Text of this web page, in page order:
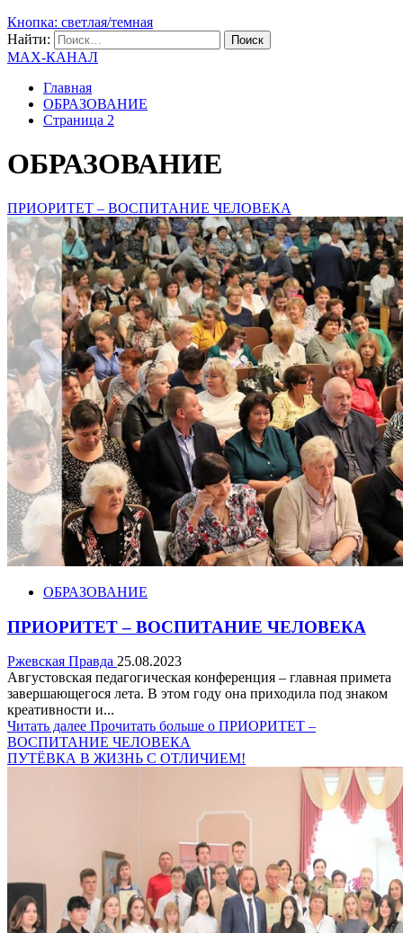
Кнопка: светлая/темная
Найти:
MAX-КАНАЛ
Главная
ОБРАЗОВАНИЕ
Страница 2
ОБРАЗОВАНИЕ
ПРИОРИТЕТ – ВОСПИТАНИЕ ЧЕЛОВЕКА
ОБРАЗОВАНИЕ
ПРИОРИТЕТ – ВОСПИТАНИЕ ЧЕЛОВЕКА
Ржевская Правда 25.08.2023
Августовская педагогическая конференция – главная примета
завершающегося лета. В этом году она приходила под знаком
креативности и...
Читать далее Прочитать больше о ПРИОРИТЕТ –
ВОСПИТАНИЕ ЧЕЛОВЕКА
ПУТЁВКА В ЖИЗНЬ С ОТЛИЧИЕМ!